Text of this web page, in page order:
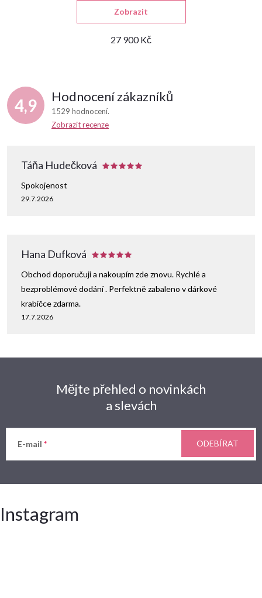
27 900 Kč
Zobrazit
4,9 Hodnocení zákazníků
1529 hodnocení
Zobrazit recenze
Táňa Hudečková
29.7.2026
Spokojenost
Hana Dufková
17.7.2026
Obchod doporučuji a nakoupím zde znovu. Rychlé a
bezproblémové dodání . Perfektně zabaleno v dárkové
krabičce zdarma.
Mějte přehled o novinkách
a slevách
E-mail ODEBÍRAT
Instagram